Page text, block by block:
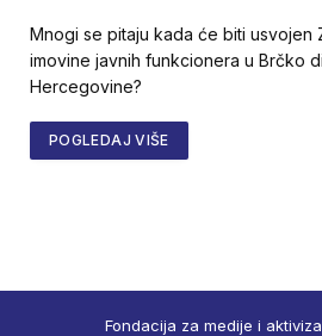
Mnogi se pitaju kada će biti usvojen
imovine javnih funkcionera u Brčko
Hercegovine?
POGLEDAJ VIŠE
Fondacija za medije i